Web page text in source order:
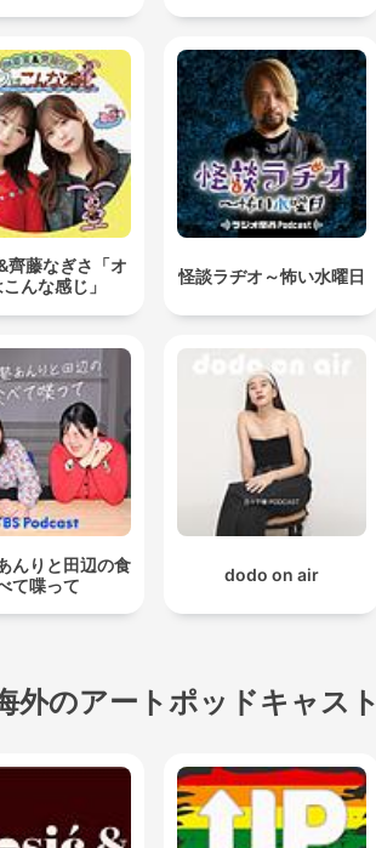
齊藤なぎさ「オ
んな感じ」
怪談ラヂオ～怖い水曜日
んりと田辺の食
て喋って
dodo on air
外のアートポッドキャスト